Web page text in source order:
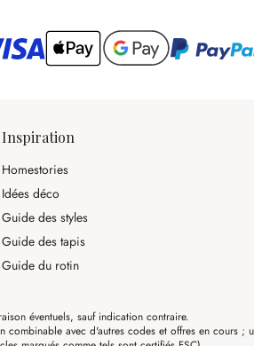
Inspiration
Homestories
Idées déco
Guide des styles
Guide des tapis
Guide du rotin
éventuels, sauf indication contraire.
avec d'autres codes et offres en cours ;